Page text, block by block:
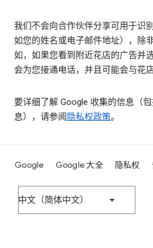
我们不会向合作伙伴分享可用于识
如您的姓名或电子邮件地址），除
如，如果您看到附近花店的广告并
会为您接通电话，并且可能会与花
要详细了解 Google 收集的信息（
息），请参阅 隐私权政策。
Google Google 大全 隐私权
中文（简体中文）